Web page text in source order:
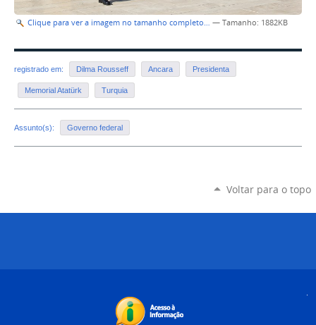
Clique para ver a imagem no tamanho completo… — Tamanho: 1882KB
registrado em: Dilma Rousseff Ancara Presidenta
Memorial Atatürk Turquia
Assunto(s): Governo federal
Voltar para o topo